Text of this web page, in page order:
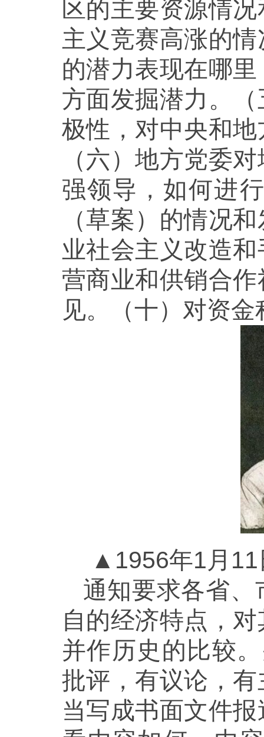
区的主要资源情
主义竞赛高涨的
的潜力表现在哪
方面发掘潜力。
极性，对中央和
（六）地方党委
强领导，如何进
（草案）的情况
业社会主义改造
营商业和供销合
见。（十）对资
▲1956年1月11
通知要求各省
自的经济特点，
并作历史的比较
批评，有议论，
当写成书面文件